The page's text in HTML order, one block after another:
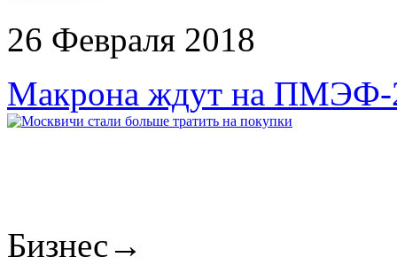
26 Февраля 2018
Макрона ждут на ПМЭФ-
Бизнес →